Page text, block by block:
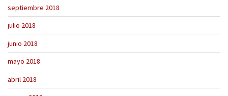
septiembre 2018
julio 2018
junio 2018
mayo 2018
abril 2018